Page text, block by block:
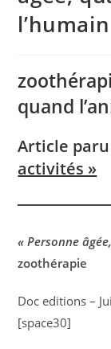
quand
Article
activités »
« Personne
zoothérapie
Doc editions –
[space30]